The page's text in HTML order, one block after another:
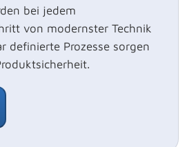
bei jedem
von modernster Technik
definierte Prozesse sorgen